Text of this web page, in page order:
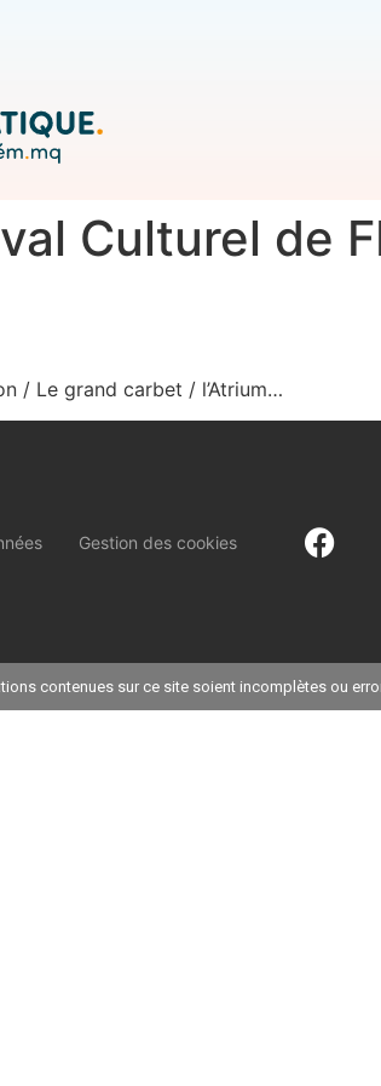
Culturel de
/ Le grand carbet / l’Atrium…
Gestion des cookies
contenues sur ce site soient incomplètes ou